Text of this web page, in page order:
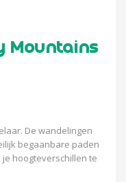
Mountains
De wandelingen
begaanbare paden
hoogteverschillen te